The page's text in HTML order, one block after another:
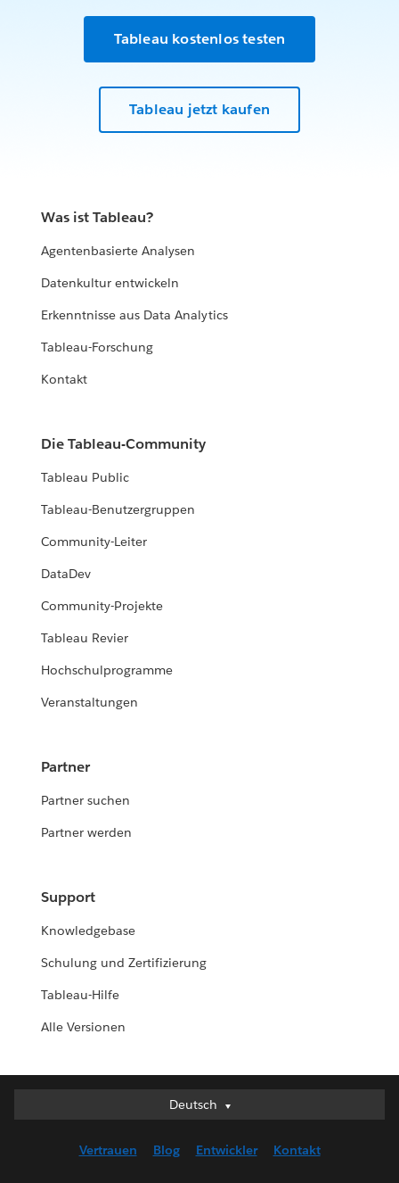
Tableau kostenlos testen
Tableau jetzt kaufen
Was ist Tableau?
Agentenbasierte Analysen
Datenkultur entwickeln
Erkenntnisse aus Data Analytics
Tableau-Forschung
Kontakt
Die Tableau-Community
Tableau Public
Tableau-Benutzergruppen
Community-Leiter
DataDev
Community-Projekte
Tableau Revier
Hochschulprogramme
Veranstaltungen
Partner
Partner suchen
Partner werden
Support
Knowledgebase
Schulung und Zertifizierung
Tableau-Hilfe
Alle Versionen
Deutsch
Deutsch
English (US)
Vertrauen Blog Entwickler Kontakt